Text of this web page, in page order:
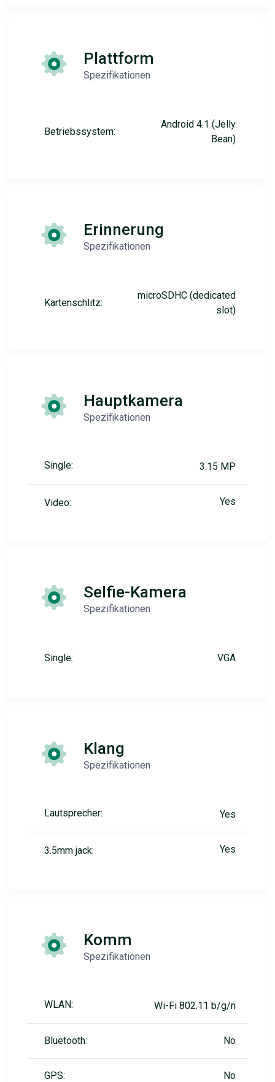
Plattform
Spezifikationen
Betriebssystem:
Android 4.1 (Jelly
Bean)
Erinnerung
Spezifikationen
Kartenschlitz:
microSDHC (dedicated
slot)
Hauptkamera
Spezifikationen
Single: 3.15 MP
Video: Yes
Selfie-Kamera
Spezifikationen
Single: VGA
Klang
Spezifikationen
Lautsprecher: Yes
3.5mm jack: Yes
Komm
Spezifikationen
WLAN: Wi-Fi 802.11 b/g/n
Bluetooth: No
GPS: No